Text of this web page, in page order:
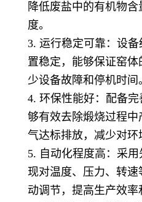
降低废盐中的有机物
度。
3. 运行稳定可靠：设
置稳定，能够保证窑
少设备故障和停机时间
4. 环保性能好：配备
够有效去除煅烧过程
气达标排放，减少对环
5. 自动化程度高：采
现对温度、压力、转速
动调节，提高生产效率